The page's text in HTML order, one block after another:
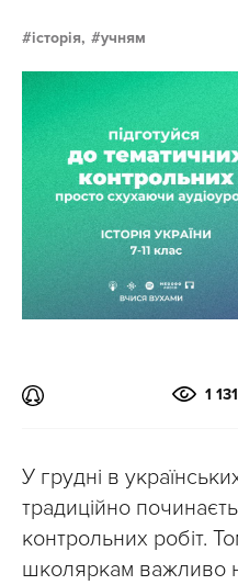
історія, учням
1 131
У грудні в
традиційно
контрольних робіт.
школяркам важливо